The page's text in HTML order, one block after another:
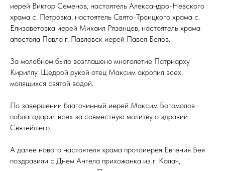
иерей Виктор Семенов, настоятель Александро-Невского
храма с. Петровка, настоятель Свято-Троицкого храма с.
Елизаветовка иерей Михаил Рязанцев, настоятель храма
апостола Павла г. Павловск иерей Павел Белов.
За молебном было возглашено многолетие Патриарху
Кириллу. Щедрой рукой отец Максим окропил всех
молящихся святой водой.
По завершении благочинный иерей Максим Богомолов
поблагодарил всех за совместную молитву о здравии
Святейшего.
А далее нового настоятеля храма протоиерея Евгения Бея
поздравили с Днем Ангела прихожанка из г. Калач,